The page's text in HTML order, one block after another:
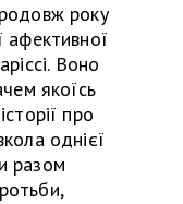
року
афективної
Воно
якоїсь
про
однієї
разом